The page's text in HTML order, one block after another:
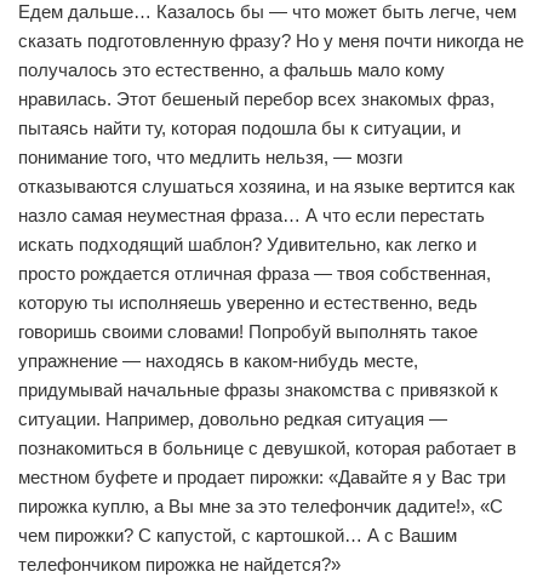
Едем дальше… Казалось бы — что может быть легче, чем
сказать подготовленную фразу? Но у меня почти никогда не
получалось это естественно, а фальшь мало кому
нравилась. Этот бешеный перебор всех знакомых фраз,
пытаясь найти ту, которая подошла бы к ситуации, и
понимание того, что медлить нельзя, — мозги
отказываются слушаться хозяина, и на языке вертится как
назло самая неуместная фраза… А что если перестать
искать подходящий шаблон? Удивительно, как легко и
просто рождается отличная фраза — твоя собственная,
которую ты исполняешь уверенно и естественно, ведь
говоришь своими словами! Попробуй выполнять такое
упражнение — находясь в каком-нибудь месте,
придумывай начальные фразы знакомства с привязкой к
ситуации. Например, довольно редкая ситуация —
познакомиться в больнице с девушкой, которая работает в
местном буфете и продает пирожки: «Давайте я у Вас три
пирожка куплю, а Вы мне за это телефончик дадите!», «С
чем пирожки? С капустой, с картошкой… А с Вашим
телефончиком пирожка не найдется?»